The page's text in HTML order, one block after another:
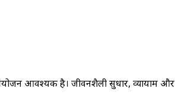
आवश्यक है। जीवनशैली सुधार, व्यायाम और